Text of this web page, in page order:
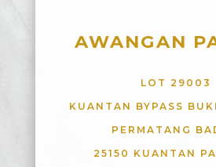
AWANGAN
LOT 29003
KUANTAN BYPASS
PERMATANG
25150 KUANTAN